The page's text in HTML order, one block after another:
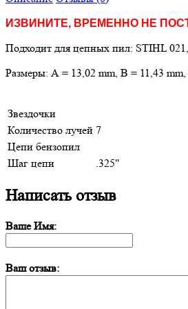
ИЗВИНИТЕ, ВРЕМЕННО НЕ
Подходит для цепных пил: STIHL
Размеры: А = 13,02 mm, B = 11,43
Звездочки
Количество лучей 7
Цепи бензопил
Шаг цепи
.325"
Написать отзыв
Ваше Имя:
Ваш отзыв: